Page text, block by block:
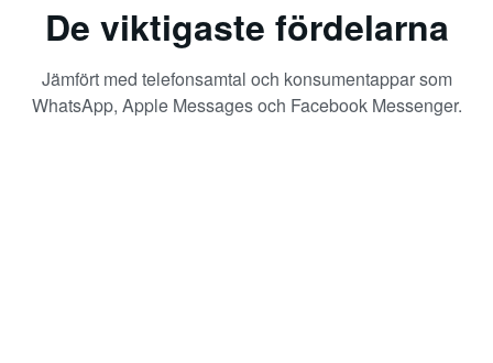
De viktigaste fördelarna
Jämfört med telefonsamtal och konsumentappar som
WhatsApp, Apple Messages och Facebook Messenger.